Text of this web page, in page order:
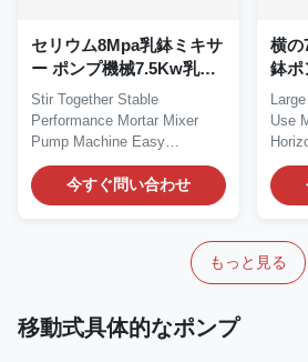
セリウム8Mpa乳鉢ミキサ
ー ポンプ機械7.5Kw乳鉢
ミキサーおよびポンプ
Stir Together Stable
Performance Mortar Mixer
Pump Machine Easy
Operation Mortar Mixer
Pump...今すぐ問い合わせ
横の
鉢ポ
地下
Use
For
もっと見る
移動式具体的なポンプ